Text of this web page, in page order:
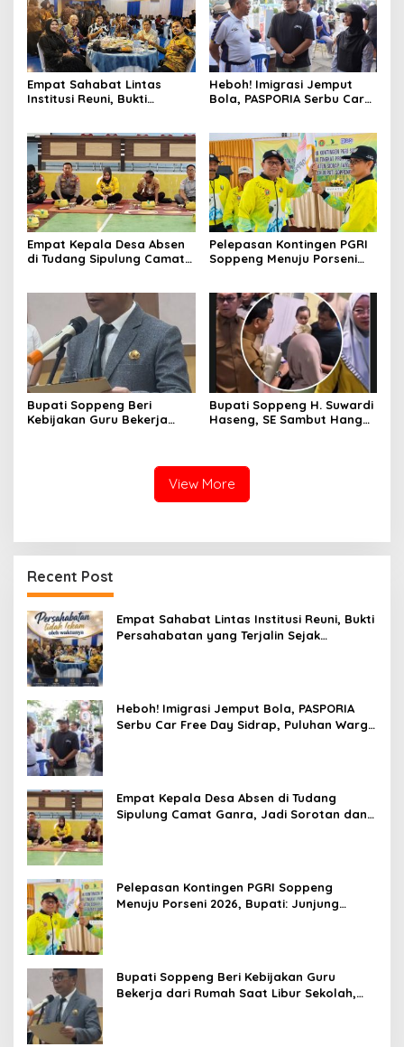
Empat Sahabat Lintas
Institusi Reuni, Bukti
Heboh! Imigrasi Jemput
Bola, PASPORIA Serbu Car
Layanan Paspor Akhir
Pekan
Empat Kepala Desa Absen
di Tudang Sipulung Camat
Pelepasan Kontingen PGRI
Soppeng Menuju Porseni
Nama Bumi Latemmamala
Bupati Soppeng Beri
Kebijakan Guru Bekerja
Bupati Soppeng H. Suwardi
Haseng, SE Sambut Hangat
View More
Recent Post
Empat Sahabat Lintas Institusi Reuni, Bukti
Persahabatan yang Terjalin Sejak
Heboh! Imigrasi Jemput Bola, PASPORIA
Serbu Car Free Day Sidrap, Puluhan Warga
Empat Kepala Desa Absen di Tudang
Sipulung Camat Ganra, Jadi Sorotan dan
Pelepasan Kontingen PGRI Soppeng
Menuju Porseni 2026, Bupati: Junjung
Bupati Soppeng Beri Kebijakan Guru
Bekerja dari Rumah Saat Libur Sekolah,